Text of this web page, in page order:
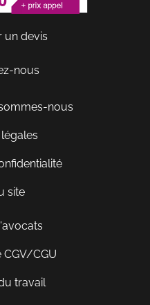
un devis
nous
nous
site
CGV/CGU
travail